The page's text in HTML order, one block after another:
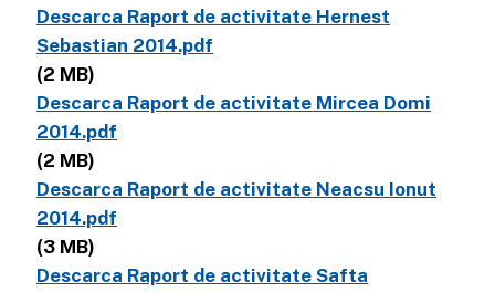
Descarca Raport de activitate Hernest
Sebastian 2014.pdf
(2 MB)
Descarca Raport de activitate Mircea Domi
2014.pdf
(2 MB)
Descarca Raport de activitate Neacsu Ionut
2014.pdf
(3 MB)
Descarca Raport de activitate Safta